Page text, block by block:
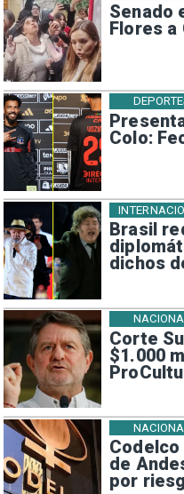
Senado
Flores
Colo:
Brasil
dichos
Corte
$1.000
de
por